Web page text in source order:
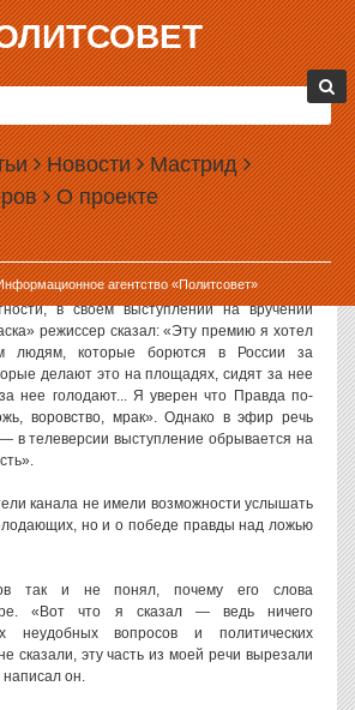
Новости Мастрид
О проекте
агентство «Политсовет»
ВВЕЛ ЦЕНЗУРУ НА
был уличен в цензуре: телевизионщики
выступление режиссера Кирилла
из него слова про то, что правда
написална своей странице в
в своем выступлении на вручении
режиссер сказал: «Эту премию я хотел
людям, которые борются в России за
делают это на площадях, сидят за нее
нее голодают... Я уверен что Правда по-
воровство, мрак». Однако в эфир речь
в телеверсии выступление обрывается на
канала не имели возможности услышать
но и о победе правды над ложью
так и не понял, почему его слова
«Вот что я сказал — ведь ничего
неудобных вопросов и политических
сказали, эту часть из моей речи вырезали
он.